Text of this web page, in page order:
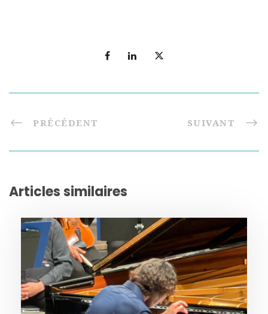
PRÉCÉDENT SUIVANT
Articles similaires